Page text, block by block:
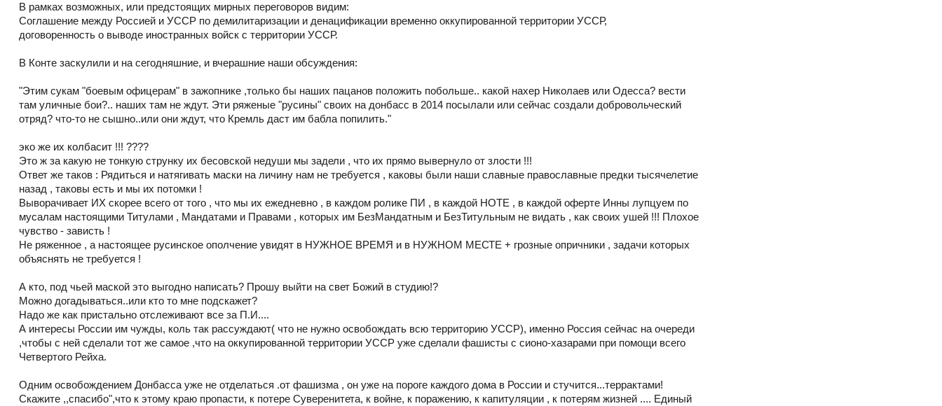
В рамках возможных, или предстоящих мирных переговоров видим:
Соглашение между Россией и УССР по демилитаризации и денацификации временно оккупированной территории УССР,
договоренность о выводе иностранных войск с территории УССР.
В Конте заскулили и на сегодняшние, и вчерашние наши обсуждения:
"Этим сукам "боевым офицерам" в зажопнике ,только бы наших пацанов положить побольше.. какой нахер Николаев или Одесса? вести
там уличные бои?.. наших там не ждут. Эти ряженые "русины" своих на донбасс в 2014 посылали или сейчас создали добровольческий
отряд? что-то не сышно..или они ждут, что Кремль даст им бабла попилить."
эко же их колбасит !!! ????
Это ж за какую не тонкую струнку их бесовской недуши мы задели , что их прямо вывернуло от злости !!!
Ответ же таков : Рядиться и натягивать маски на личину нам не требуется , каковы были наши славные православные предки тысячелетие
назад , таковы есть и мы их потомки !
Выворачивает ИХ скорее всего от того , что мы их ежедневно , в каждом ролике ПИ , в каждой НОТЕ , в каждой оферте Инны лупцуем по
мусалам настоящими Титулами , Мандатами и Правами , которых им БезМандатным и БезТитульным не видать , как своих ушей !!! Плохое
чувство - зависть !
Не ряженное , а настоящее русинское ополчение увидят в НУЖНОЕ ВРЕМЯ и в НУЖНОМ МЕСТЕ + грозные опричники , задачи которых
объяснять не требуется !
А кто, под чьей маской это выгодно написать? Прошу выйти на свет Божий в студию!?
Можно догадываться..или кто то мне подскажет?
Надо же как пристально отслеживают все за П.И....
А интересы России им чужды, коль так рассуждают( что не нужно освобождать всю территорию УССР), именно Россия сейчас на очереди
,чтобы с ней сделали тот же самое ,что на оккупированной территории УССР уже сделали фашисты с сионо-хазарами при помощи всего
Четвертого Рейха.
Одним освобождением Донбасса уже не отделаться .от фашизма , он уже на пороге каждого дома в России и стучится...террактами!
Скажите ,,спасибо",что к этому краю пропасти, к потере Суверенитета, к войне, к поражению, к капитуляции , к потерям жизней .... Единый